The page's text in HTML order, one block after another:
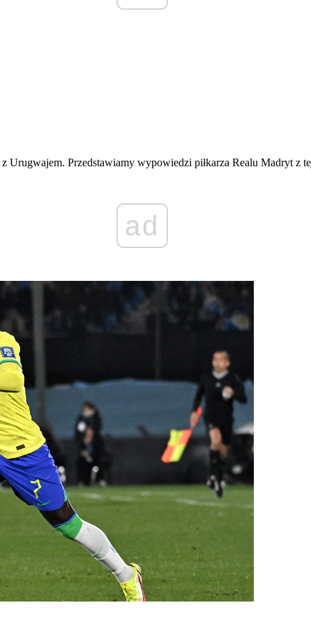
Przedstawiamy wypowiedzi piłkarza Realu Madryt z
ad